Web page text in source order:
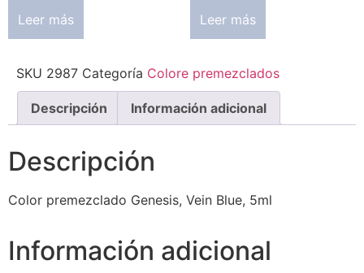
Leer más Leer más
SKU 2987 Categoría Colore premezclados
Descripción Información adicional
Descripción
Color premezclado Genesis, Vein Blue, 5ml
Información adicional